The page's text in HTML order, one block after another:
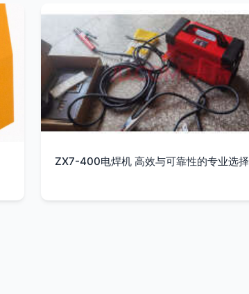
ZX7-400电焊机 高效与可靠性的专业选择